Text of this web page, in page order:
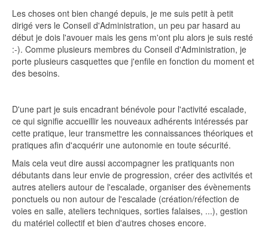
Les choses ont bien changé depuis, je me suis petit à petit
dirigé vers le Conseil d'Administration, un peu par hasard au
début je dois l'avouer mais les gens m'ont plu alors je suis resté
:-). Comme plusieurs membres du Conseil d'Administration, je
porte plusieurs casquettes que j'enfile en fonction du moment et
des besoins.
D'une part je suis encadrant bénévole pour l'activité escalade,
ce qui signifie accueillir les nouveaux adhérents intéressés par
cette pratique, leur transmettre les connaissances théoriques et
pratiques afin d'acquérir une autonomie en toute sécurité.
Mais cela veut dire aussi accompagner les pratiquants non
débutants dans leur envie de progression, créer des activités et
autres ateliers autour de l'escalade, organiser des évènements
ponctuels ou non autour de l'escalade (création/réfection de
voies en salle, ateliers techniques, sorties falaises, ...), gestion
du matériel collectif et bien d'autres choses encore.